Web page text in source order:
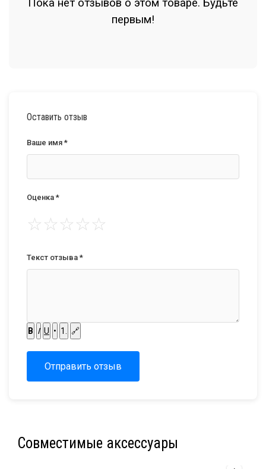
Пока нет отзывов о этом товаре. Будьте
первым!
Оставить отзыв
Ваше имя *
Оценка *
☆☆☆☆☆
Текст отзыва *
B I U • 1. 🔗
Отправить отзыв
Совместимые аксессуары